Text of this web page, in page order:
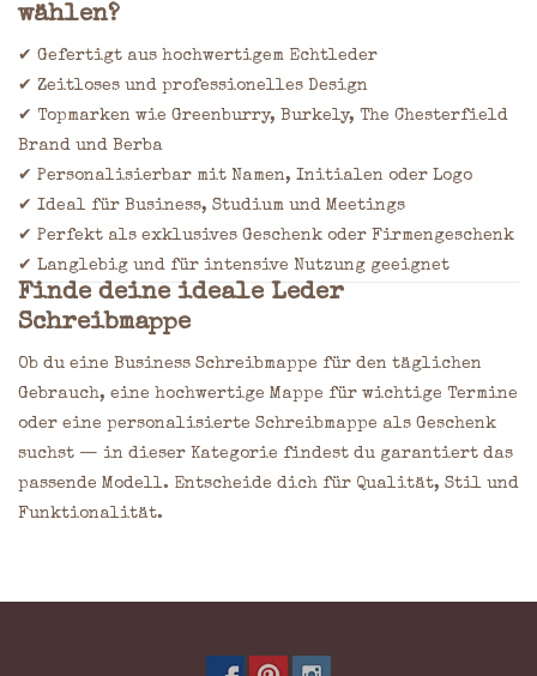
wählen?
✔ Gefertigt aus hochwertigem Echtleder
✔ Zeitloses und professionelles Design
✔ Topmarken wie Greenburry, Burkely, The Chesterfield
Brand und Berba
✔ Personalisierbar mit Namen, Initialen oder Logo
✔ Ideal für Business, Studium und Meetings
✔ Perfekt als exklusives Geschenk oder Firmengeschenk
✔ Langlebig und für intensive Nutzung geeignet
Finde deine ideale Leder
Schreibmappe
Ob du eine Business Schreibmappe für den täglichen
Gebrauch, eine hochwertige Mappe für wichtige Termine
oder eine personalisierte Schreibmappe als Geschenk
suchst — in dieser Kategorie findest du garantiert das
passende Modell. Entscheide dich für Qualität, Stil und
Funktionalität.